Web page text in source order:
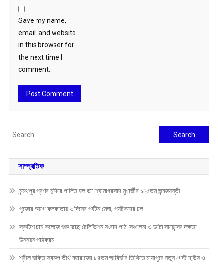
Save my name,
email, and website
in this browser for
the next time I
comment.
Search
for:
সাম্প্রতিক
মন্মথপুর প্রণব মন্দিরে পালিত হল ডা: শ্যামাপ্রসাদ মুখার্জীর ১২৫তম জন্মজয়ন্তী
পুজোর আগে কলকাতায় ৩ দিনের পর্যটন মেলা, পর্যটকদের ঢল
স্কটিশ চার্চ কলেজে শুরু হচ্ছে টেলিভিশন সংবাদ পাঠ, সঞ্চালনা ও ডাটা সায়েন্সের দক্ষতা
উন্নয়ন পাঠক্রম
শ্রীল ভক্তি স্বরুপ তীর্থ মহারাজের ৮৪তম আবির্ভাব তিথিতে মায়াপুরে নতুন গেস্ট হাউস ও